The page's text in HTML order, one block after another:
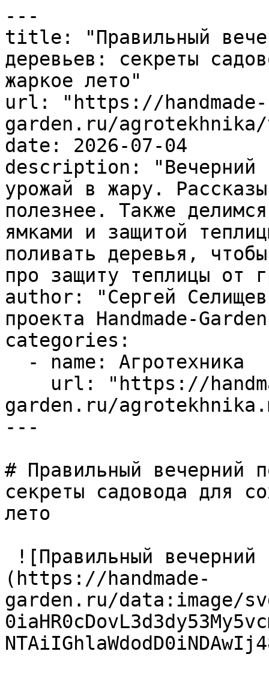
---
title: "Правильный
деревьев: секреты
жаркое лето"
url: "https://handmade-
garden.ru/
date: 2026-07-04
description: "Вечерний
урожай в жару.
полезнее. Также
ямками и защитой
поливать деревья,
про защиту теплицы от
author: "Сергей
проекта Handmade-
categories:
garden.ru/
---
# Правильный вечерний
секреты садовода для
лето
![Правильный вечерний
(https://handmade-
garden.ru/data:image/